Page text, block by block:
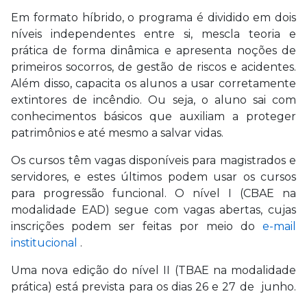
Em formato híbrido, o programa é dividido em dois
níveis independentes entre si, mescla teoria e
prática de forma dinâmica e apresenta noções de
primeiros socorros, de gestão de riscos e acidentes.
Além disso, capacita os alunos a usar corretamente
extintores de incêndio. Ou seja, o aluno sai com
conhecimentos básicos que auxiliam a proteger
patrimônios e até mesmo a salvar vidas.
Os cursos têm vagas disponíveis para magistrados e
servidores, e estes últimos podem usar os cursos
para progressão funcional. O nível I (CBAE na
modalidade EAD) segue com vagas abertas, cujas
inscrições podem ser feitas por meio do e-mail
institucional .
Uma nova edição do nível II (TBAE na modalidade
prática) está prevista para os dias 26 e 27 de junho.